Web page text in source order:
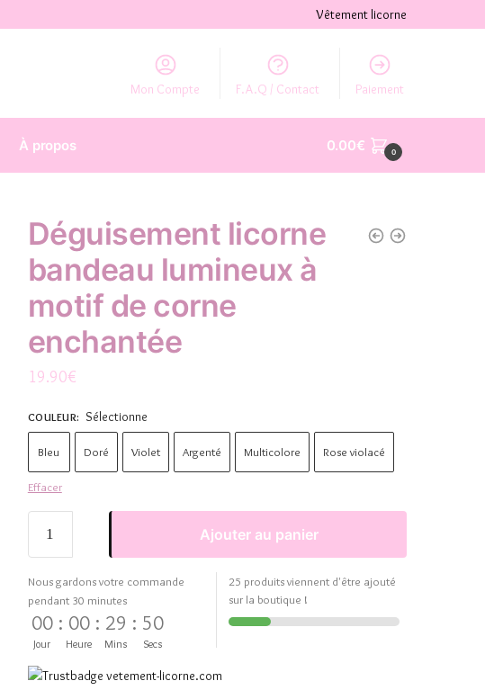
Vêtement licorne
Mon Compte F.A.Q / Contact Paiement
À propos 0.00€ 0
Déguisement licorne
bandeau lumineux à
motif de corne
enchantée
19.90€
COULEUR: Sélectionne
Bleu Doré Violet Argenté Multicolore Rose violacé
Effacer
Ajouter au panier
Nous gardons votre commande
pendant 30 minutes
00
Jour
: 00
Heure
: 29
Mins
: 50
Secs
25 produits viennent d'être ajouté
sur la boutique !